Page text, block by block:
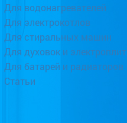
Для водонагревателей
Для электрокотлов
Для стиральных машин
Для духовок и электроплит
Для батарей и радиаторов
Статьи